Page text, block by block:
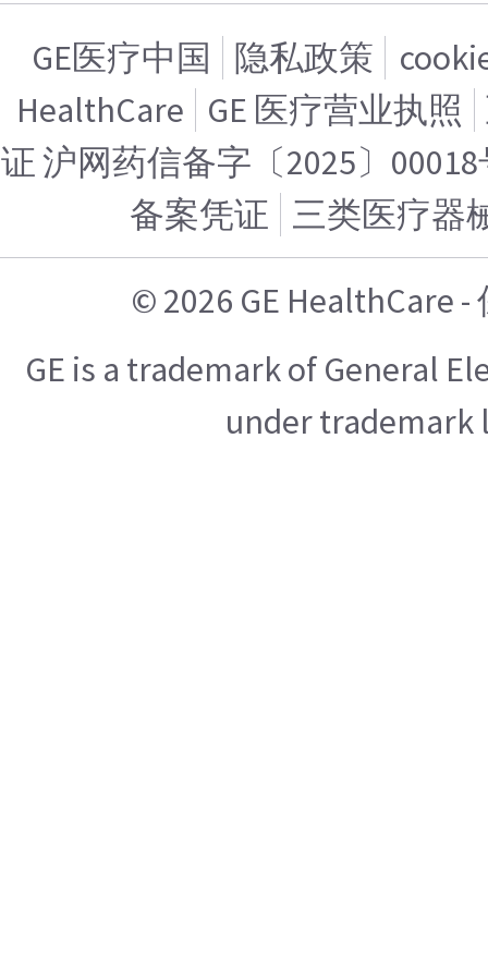
GE医疗中国 隐私政策
HealthCare GE 医疗营业执照
证 沪网药信备字〔2025〕
备案凭证 三类医疗器
© 2026 GE HealthCare
GE is a trademark of General
under trademark